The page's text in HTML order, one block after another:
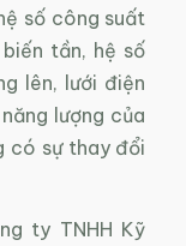
số công suất
tần, hệ số
lên, lưới điện
lượng của
có sự thay đổi
ty TNHH Kỹ